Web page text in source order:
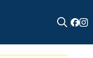
for: